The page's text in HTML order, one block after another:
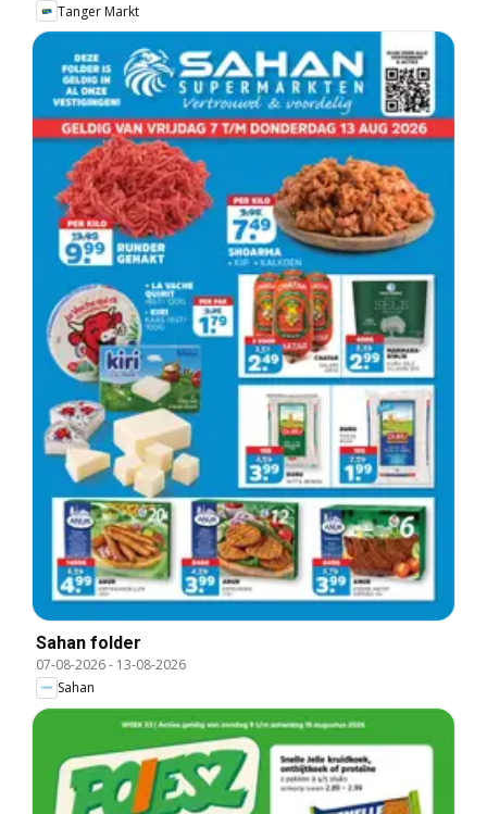
Tanger Markt
Sahan folder
07-08-2026- 13-08-2026
Sahan